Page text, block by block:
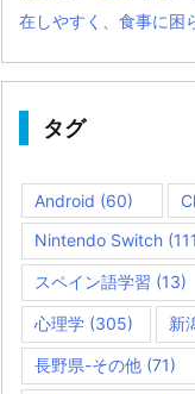
在しやすく、食事に困
タグ
Android (60)
Nintendo Switch
スペイン語学習 (13)
心理学 (305) 新
長野県-その他 (71)